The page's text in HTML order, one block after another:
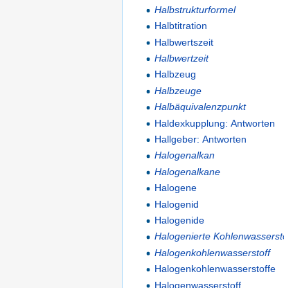
Halbstrukturformel
Halbtitration
Halbwertszeit
Halbwertzeit
Halbzeug
Halbzeuge
Halbäquivalenzpunkt
Haldexkupplung: Antworten
Hallgeber: Antworten
Halogenalkan
Halogenalkane
Halogene
Halogenid
Halogenide
Halogenierte
Halogenkohlenwasserstoff
Halogenkohlenwasserstoffe
Halogenwasserstoff